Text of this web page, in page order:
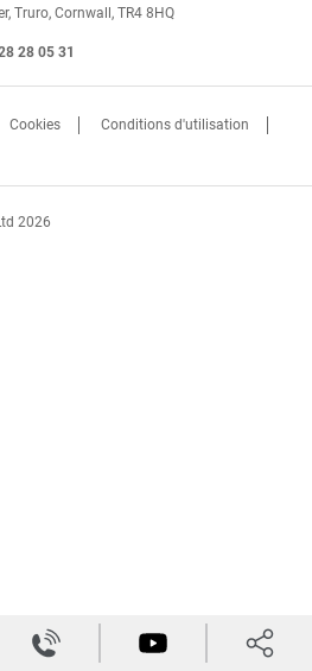
  
Truro, Cornwall, TR4 8HQ
28 05 31
Cookies
Conditions d'utilisation
2026